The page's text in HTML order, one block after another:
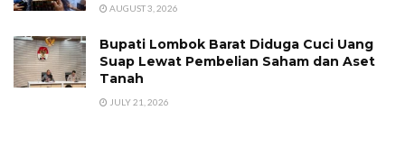
AUGUST 3, 2026
Bupati Lombok Barat Diduga Cuci Uang
Suap Lewat Pembelian Saham dan Aset
Tanah
JULY 21, 2026